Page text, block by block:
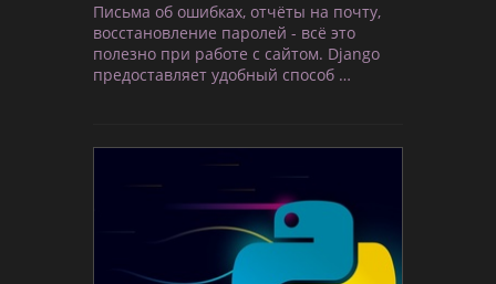
Письма об ошибках, отчёты на почту,
восстановление паролей - всё это
полезно при работе с сайтом. Django
предоставляет удобный способ …